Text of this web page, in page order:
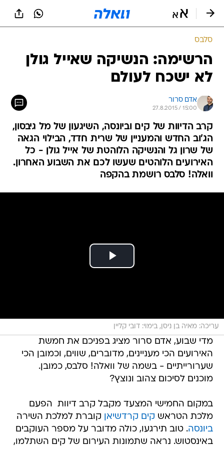
סלבס
הרשימה: הנשיקה שאייל גולן
לא ישכח לעולם
אדם סרור
27.8.2015 / 15:00
קרב הדיוות של קים וביונסה, השיגעון של מל גיבסון,
הג'וב החדש והמעניין של שרית חדד, הבילוי הגאה
של שרון גל והנשיקה הלוהטת של אייל גולן - כל
האירועים הלוהטים שעשו לכם את השבוע האחרון.
וואלה! סלבס רושמת בהקפה
עריכה: מאיה בן ניסן, בימוי: דובי קליין
מדי שבוע, אדם סרור מציג בפניכם את חמשת
האירועים הכי מעניינים, מדוברים, שווים, וכמובן הכי
שערורייתיים - בשמה של וואלה! סלבס, כמובן.
מוכנים לסיכום צהוב ונוצץ?
במקום החמישי המצעד מקבל קרב דיוות  הפעם
מלכת הטראש קים קרדשיאן קוברת למלכת השירה
ביונסה. טוב תירגעו, כולה מדובר על מספר העוקבים
באינסטוש. נראה שתמונות העירום של קים השתלמו,